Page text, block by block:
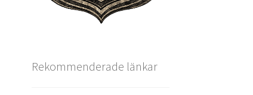
Rekommenderade länkar